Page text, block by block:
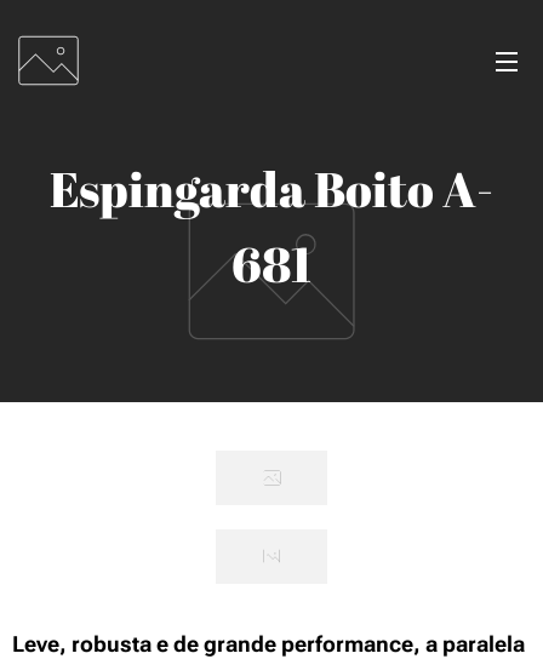
Espingarda Boito A-
681
Leve, robusta e de grande performance, a paralela